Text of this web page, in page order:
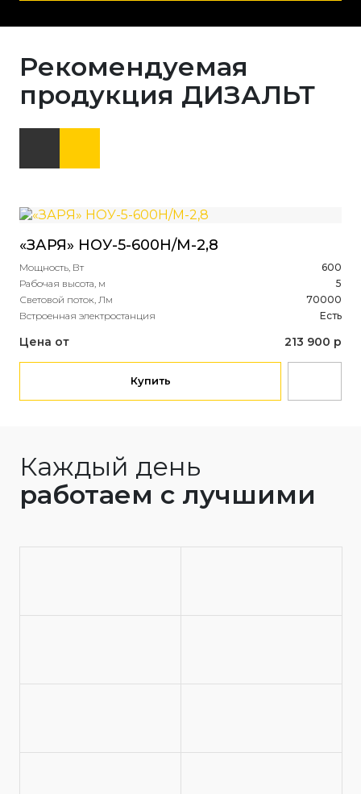
Рекомендуемая
продукция ДИЗАЛЬТ
«ЗАРЯ» НОУ-5-600Н/М-2,8
Мощность, Вт
600
Рабочая высота, м
5
Световой поток, Лм
70000
Встроенная электростанция
Есть
Цена от 213 900 р
Купить
Каждый день
работаем с лучшими